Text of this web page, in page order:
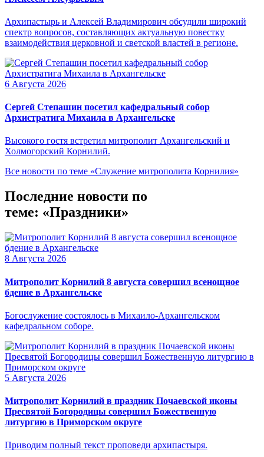
Архипастырь и Алексей Владимирович обсудили широкий
спектр вопросов, составляющих актуальную повестку
взаимодействия церковной и светской властей в регионе.
6 Августа 2026
Сергей Степашин посетил кафедральный собор
Архистратига Михаила в Архангельске
Высокого гостя встретил митрополит Архангельский и
Холмогорский Корнилий.
Все новости по теме «Служение митрополита Корнилия»
Последние новости по
теме: «Праздники»
8 Августа 2026
Митрополит Корнилий 8 августа совершил всенощное
бдение в Архангельске
Богослужение состоялось в Михаило-Архангельском
кафедральном соборе.
5 Августа 2026
Митрополит Корнилий в праздник Почаевской иконы
Пресвятой Богородицы совершил Божественную
литургию в Приморском округе
Приводим полный текст проповеди архипастыря.